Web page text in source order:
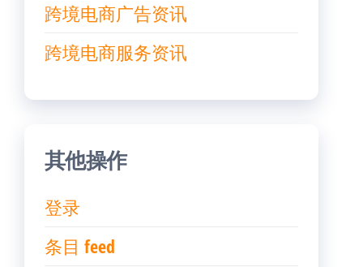
跨境电商广告资讯
跨境电商服务资讯
其他操作
登录
条目 feed